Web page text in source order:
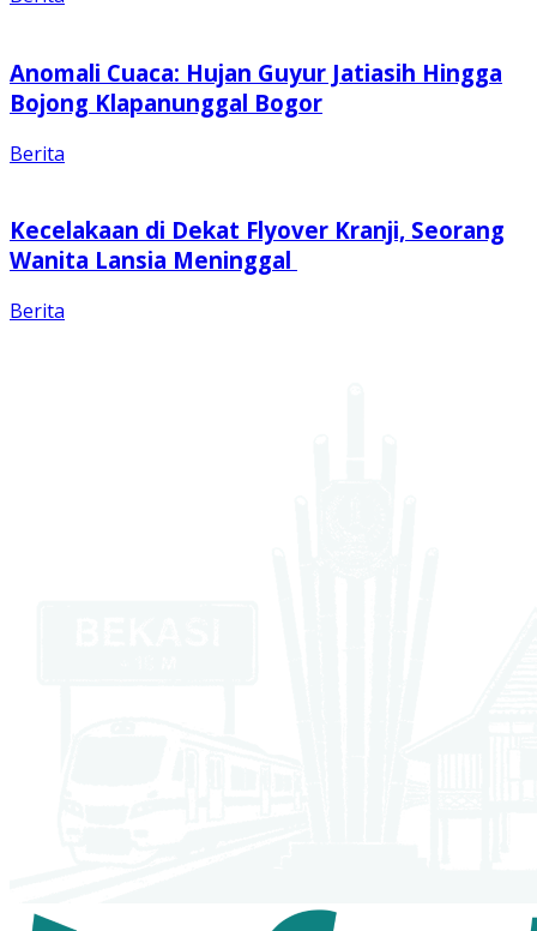
Anomali Cuaca: Hujan Guyur Jatiasih Hingga
Bojong Klapanunggal Bogor
Berita
Kecelakaan di Dekat Flyover Kranji, Seorang
Wanita Lansia Meninggal
Berita